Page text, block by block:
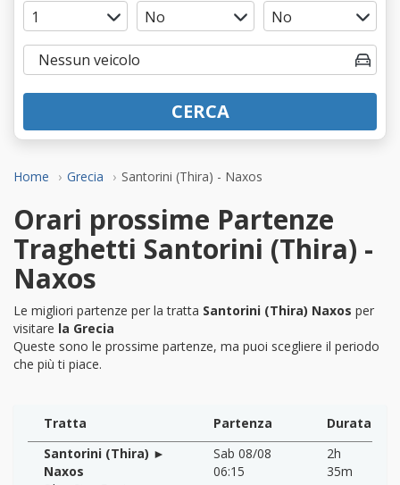
Home Grecia Santorini (Thira) - Naxos
CERCA
Orari prossime Partenze
Traghetti Santorini (Thira) -
Naxos
Le migliori partenze per la tratta Santorini (Thira) Naxos per
visitare la Grecia
Queste sono le prossime partenze, ma puoi scegliere il periodo
che più ti piace.
Tratta Partenza
Durata
Santorini (Thira) ►
Naxos
Sab 08/08
06:15
2h
35m